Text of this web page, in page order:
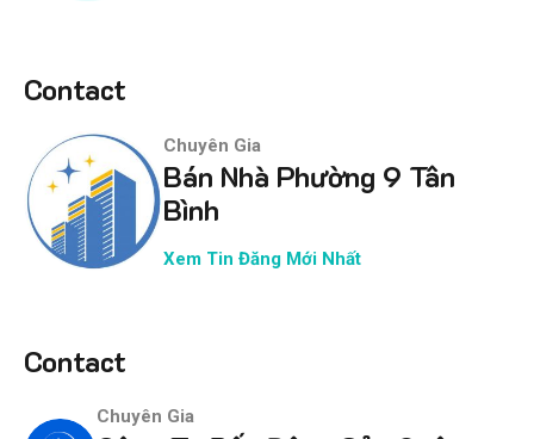
Contact
Chuyên Gia
Bán Nhà Phường 9 Tân
Bình
Xem Tin Đăng Mới Nhất
Contact
Chuyên Gia